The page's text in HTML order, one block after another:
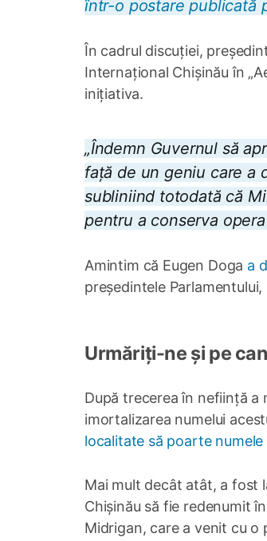
într-o postare publicată
În cadrul discuției,
Internațional Chișinău în
inițiativa.
„Îndemn Guvernul să
față de un geniu care a
subliniind totodată că
pentru a conserva
Amintim că Eugen Doga a
președintele
Urmăriți-ne și pe
După trecerea în neființă a
imortalizarea numelui
localitate să poarte numele
Mai mult decât atât, a fost
Chișinău să fie redenumit
Midrigan, care a venit cu o